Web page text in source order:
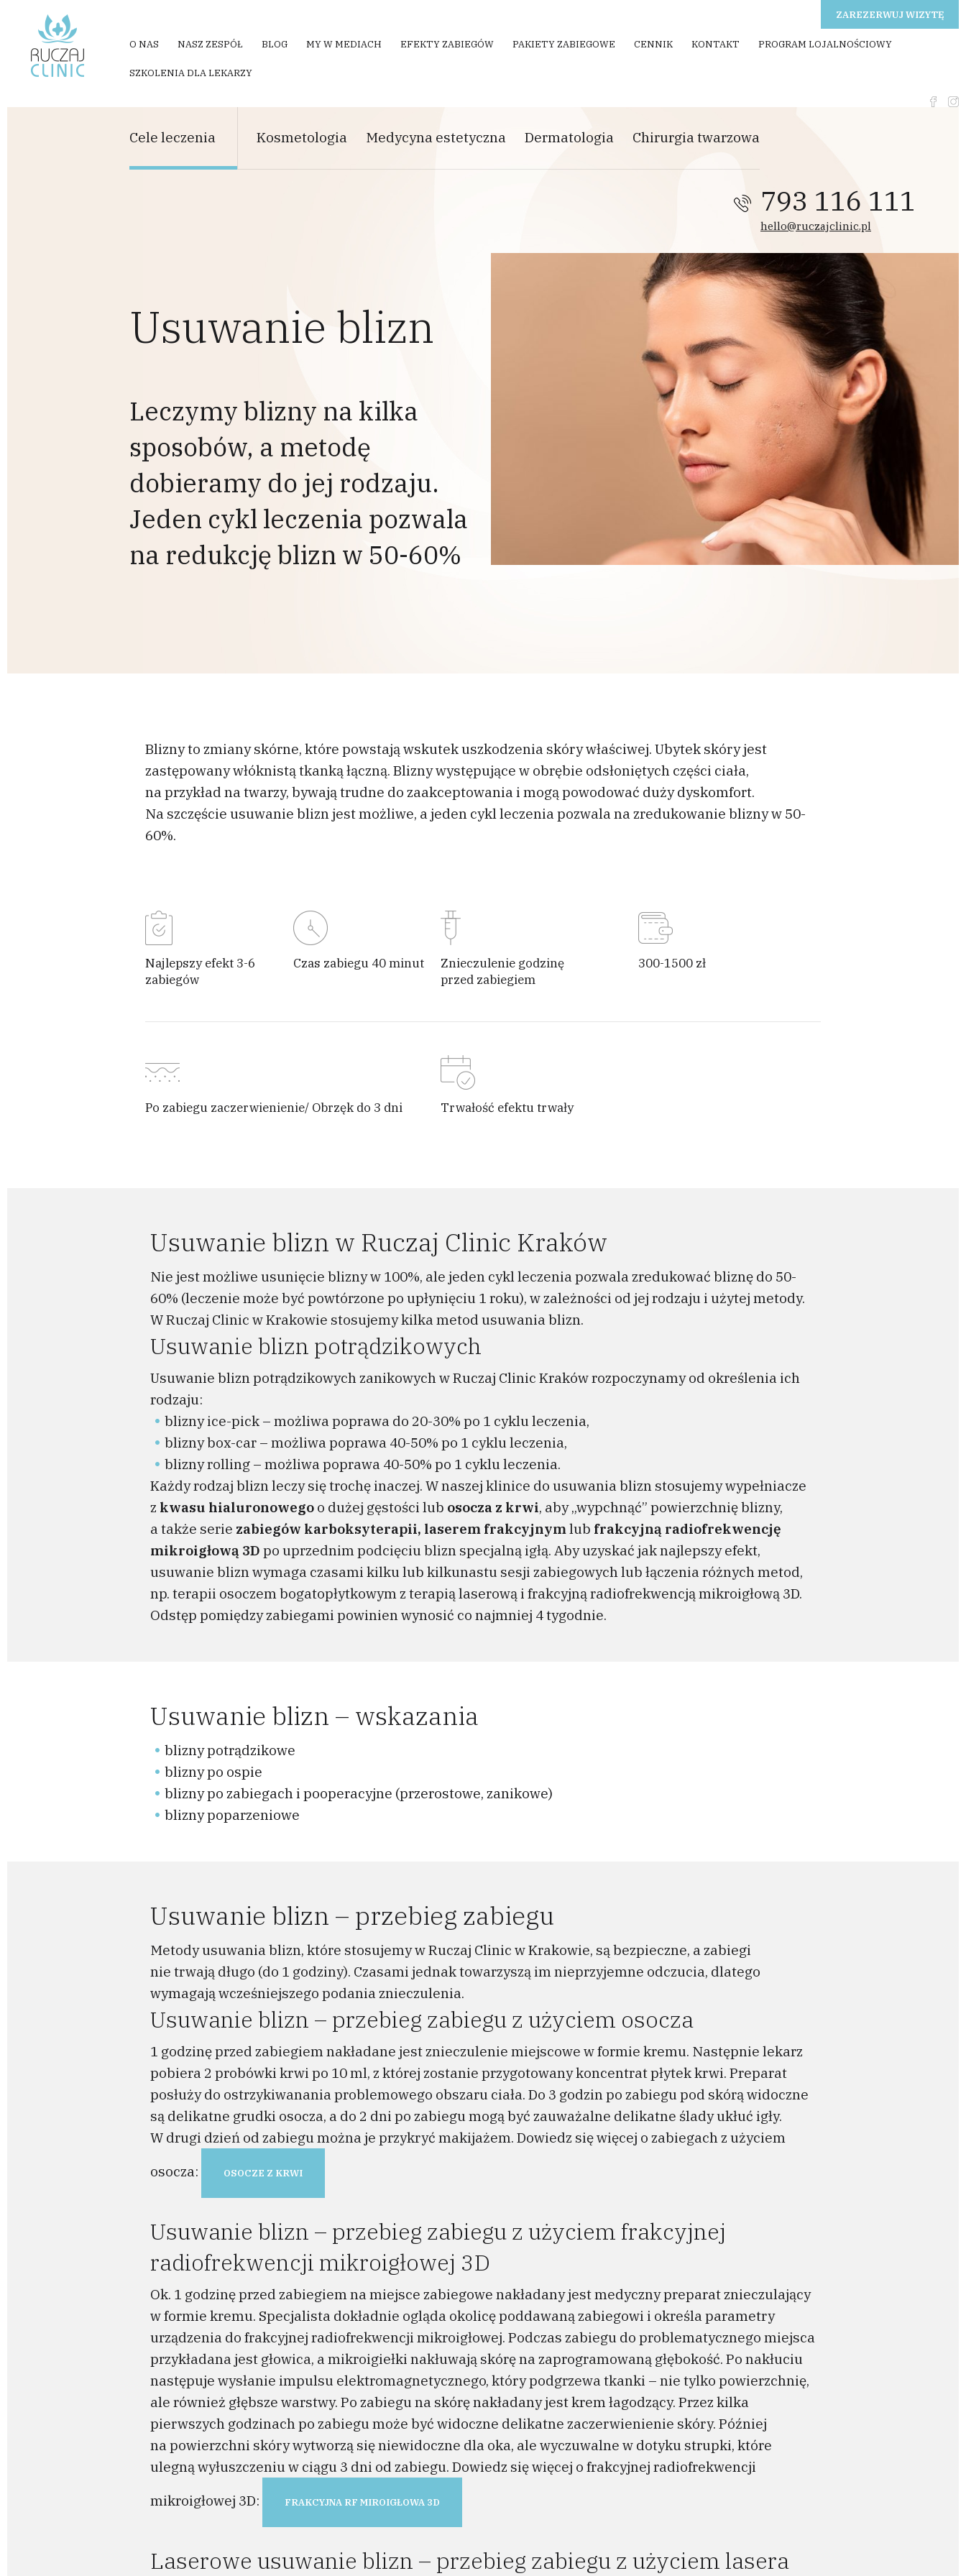
Przejdź do treści
O NAS NASZ ZESPÓŁ BLOG MY W MEDIACH EFEKTY ZABIEGÓW PAKIETY ZABIEGOWE CENNIK KONTAKT PROGRAM LOJALNOŚCIOWY
SZKOLENIA DLA LEKARZY
ZAREZERWUJ WIZYTĘ
Cele leczenia Kosmetologia Medycyna estetyczna Dermatologia Chirurgia twarzowa
793 116 111
hello@ruczajclinic.pl
Usuwanie blizn
Leczymy blizny na kilka
sposobów, a metodę
dobieramy do jej rodzaju.
Jeden cykl leczenia pozwala
na redukcję blizn w 50-60%
Blizny to zmiany skórne, które powstają wskutek uszkodzenia skóry właściwej. Ubytek skóry jest
zastępowany włóknistą tkanką łączną. Blizny występujące w obrębie odsłoniętych części ciała,
na przykład na twarzy, bywają trudne do zaakceptowania i mogą powodować duży dyskomfort.
Na szczęście usuwanie blizn jest możliwe, a jeden cykl leczenia pozwala na zredukowanie blizny w 50-
60%.
Najlepszy efekt 3-6
zabiegów
Czas zabiegu 40 minut
Znieczulenie godzinę
przed zabiegiem
300-1500 zł
Po zabiegu zaczerwienienie/ Obrzęk do 3 dni Trwałość efektu trwały
Usuwanie blizn w Ruczaj Clinic Kraków
Nie jest możliwe usunięcie blizny w 100%, ale jeden cykl leczenia pozwala zredukować bliznę do 50-
60% (leczenie może być powtórzone po upłynięciu 1 roku), w zależności od jej rodzaju i użytej metody.
W Ruczaj Clinic w Krakowie stosujemy kilka metod usuwania blizn.
Usuwanie blizn potrądzikowych
Usuwanie blizn potrądzikowych zanikowych w Ruczaj Clinic Kraków rozpoczynamy od określenia ich
rodzaju:
blizny ice-pick – możliwa poprawa do 20-30% po 1 cyklu leczenia,
blizny box-car – możliwa poprawa 40-50% po 1 cyklu leczenia,
blizny rolling – możliwa poprawa 40-50% po 1 cyklu leczenia.
Każdy rodzaj blizn leczy się trochę inaczej. W naszej klinice do usuwania blizn stosujemy wypełniacze
z kwasu hialuronowego o dużej gęstości lub osocza z krwi, aby „wypchnąć” powierzchnię blizny,
a także serie zabiegów karboksyterapii, laserem frakcyjnymlub frakcyjną radiofrekwencję
mikroigłową 3D po uprzednim podcięciu blizn specjalną igłą. Aby uzyskać jak najlepszy efekt,
usuwanie blizn wymaga czasami kilku lub kilkunastu sesji zabiegowych lub łączenia różnych metod,
np. terapii osoczem bogatopłytkowym z terapią laserową i frakcyjną radiofrekwencją mikroigłową 3D.
Odstęp pomiędzy zabiegami powinien wynosić co najmniej 4 tygodnie.
Usuwanie blizn – wskazania
blizny potrądzikowe
blizny po ospie
blizny po zabiegach i pooperacyjne (przerostowe, zanikowe)
blizny poparzeniowe
Usuwanie blizn – przebieg zabiegu
Metody usuwania blizn, które stosujemy w Ruczaj Clinic w Krakowie, są bezpieczne, a zabiegi
nie trwają długo (do 1 godziny). Czasami jednak towarzyszą im nieprzyjemne odczucia, dlatego
wymagają wcześniejszego podania znieczulenia.
Usuwanie blizn – przebieg zabiegu z użyciem osocza
1 godzinę przed zabiegiem nakładane jest znieczulenie miejscowe w formie kremu. Następnie lekarz
pobiera 2 probówki krwi po 10 ml, z której zostanie przygotowany koncentrat płytek krwi. Preparat
posłuży do ostrzykiwanania problemowego obszaru ciała. Do 3 godzin po zabiegu pod skórą widoczne
są delikatne grudki osocza, a do 2 dni po zabiegu mogą być zauważalne delikatne ślady ukłuć igły.
W drugi dzień od zabiegu można je przykryć makijażem. Dowiedz się więcej o zabiegach z użyciem
osocza:
OSOCZE Z KRWI
Usuwanie blizn – przebieg zabiegu z użyciem frakcyjnej
radiofrekwencji mikroigłowej 3D
Ok. 1 godzinę przed zabiegiem na miejsce zabiegowe nakładany jest medyczny preparat znieczulający
w formie kremu. Specjalista dokładnie ogląda okolicę poddawaną zabiegowi i określa parametry
urządzenia do frakcyjnej radiofrekwencji mikroigłowej. Podczas zabiegu do problematycznego miejsca
przykładana jest głowica, a mikroigiełki nakłuwają skórę na zaprogramowaną głębokość. Po nakłuciu
następuje wysłanie impulsu elektromagnetycznego, który podgrzewa tkanki – nie tylko powierzchnię,
ale również głębsze warstwy. Po zabiegu na skórę nakładany jest krem łagodzący. Przez kilka
pierwszych godzinach po zabiegu może być widoczne delikatne zaczerwienienie skóry. Później
na powierzchni skóry wytworzą się niewidoczne dla oka, ale wyczuwalne w dotyku strupki, które
ulegną wyłuszczeniu w ciągu 3 dni od zabiegu. Dowiedz się więcej o frakcyjnej radiofrekwencji
mikroigłowej 3D:
FRAKCYJNA RF MIROIGŁOWA 3D
Laserowe usuwanie blizn – przebieg zabiegu z użyciem lasera